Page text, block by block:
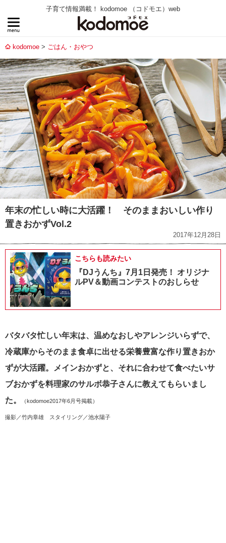
子育て情報満載！ kodomoe （コドモエ）web
kodomoe ごはん・おやつ
年末の忙しい時に大活躍！ そのままおいしい作り
置きおかずVol.2
2017年12月28日
こちらも読みたい
『DJうんち』7月1日発売！ オリジナ
ルPV＆動画コンテストのおしらせ
バタバタ忙しい年末は、温めなおしやアレンジいらずで、
冷蔵庫からそのまま食卓に出せる栄養豊富な作り置きおか
ずが大活躍。メインおかずと、それに合わせて食べたいサ
ブおかずを料理家のサルボ恭子さんに教えてもらいまし
た。
（kodomoe2017年6月号掲載）
撮影／竹内章雄 スタイリング／池水陽子